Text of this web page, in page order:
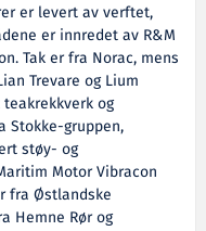
er levert av verftet,
er innredet av R&M
Tak er fra Norac, mens
Trevare og Lium
og
Stokke-gruppen,
støy- og
Motor Vibracon
fra Østlandske
Hemne Rør og